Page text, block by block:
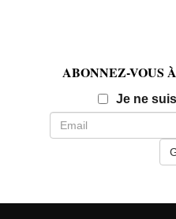
ABONNEZ-VOUS
Je ne